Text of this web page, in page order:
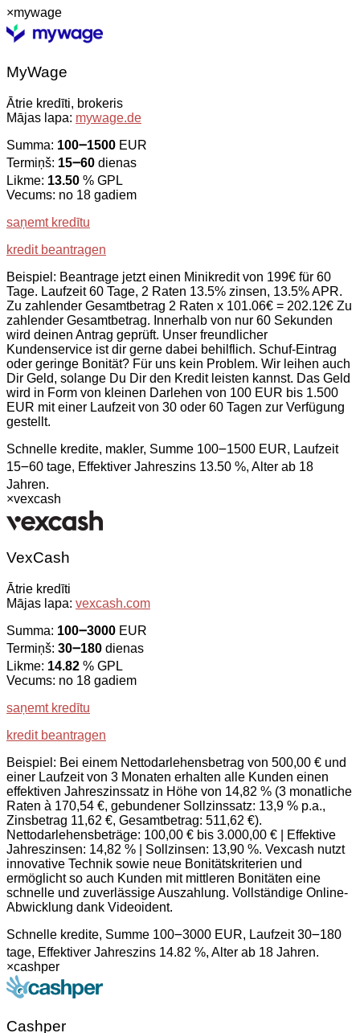
×mywage
MyWage
Ātrie kredīti, brokeris
Mājas lapa: mywage.de
Summa: 100౼1500 EUR
Termiņš: 15౼60 dienas
Likme: 13.50 % GPL
Vecums: no 18 gadiem
saņemt kredītu
kredit beantragen
Beispiel: Beantrage jetzt einen Minikredit von 199€ für 60
Tage. Laufzeit 60 Tage, 2 Raten 13.5% zinsen, 13.5% APR.
Zu zahlender Gesamtbetrag 2 Raten x 101.06€ = 202.12€ Zu
zahlender Gesamtbetrag. Innerhalb von nur 60 Sekunden
wird deinen Antrag geprüft. Unser freundlicher
Kundenservice ist dir gerne dabei behilflich. Schuf-Eintrag
oder geringe Bonität? Für uns kein Problem. Wir leihen auch
Dir Geld, solange Du Dir den Kredit leisten kannst. Das Geld
wird in Form von kleinen Darlehen von 100 EUR bis 1.500
EUR mit einer Laufzeit von 30 oder 60 Tagen zur Verfügung
gestellt.
Schnelle kredite, makler, Summe 100౼1500 EUR, Laufzeit
15౼60 tage, Effektiver Jahreszins 13.50 %, Alter ab 18
Jahren.
×vexcash
VexCash
Ātrie kredīti
Mājas lapa: vexcash.com
Summa: 100౼3000 EUR
Termiņš: 30౼180 dienas
Likme: 14.82 % GPL
Vecums: no 18 gadiem
saņemt kredītu
kredit beantragen
Beispiel: Bei einem Nettodarlehensbetrag von 500,00 € und
einer Laufzeit von 3 Monaten erhalten alle Kunden einen
effektiven Jahreszinssatz in Höhe von 14,82 % (3 monatliche
Raten à 170,54 €, gebundener Sollzinssatz: 13,9 % p.a.,
Zinsbetrag 11,62 €, Gesamtbetrag: 511,62 €).
Nettodarlehensbeträge: 100,00 € bis 3.000,00 € | Effektive
Jahreszinsen: 14,82 % | Sollzinsen: 13,90 %. Vexcash nutzt
innovative Technik sowie neue Bonitätskriterien und
ermöglicht so auch Kunden mit mittleren Bonitäten eine
schnelle und zuverlässige Auszahlung. Vollständige Online-
Abwicklung dank Videoident.
Schnelle kredite, Summe 100౼3000 EUR, Laufzeit 30౼180
tage, Effektiver Jahreszins 14.82 %, Alter ab 18 Jahren.
×cashper
Cashper